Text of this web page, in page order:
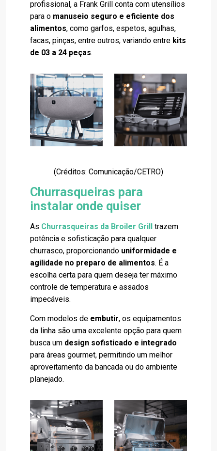
profissional, a Frank Grill conta com utensílios
para o manuseio seguro e eficiente dos
alimentos, como garfos, espetos, agulhas,
facas, pinças, entre outros, variando entre kits
de 03 a 24 peças.
(Créditos: Comunicação/CETRO)
Churrasqueiras para
instalar onde quiser
As Churrasqueiras da Broiler Grill
trazem
potência e sofisticação para qualquer
churrasco, proporcionando uniformidade e
agilidade no preparo de alimentos. É a
escolha certa para quem deseja ter máximo
controle de temperatura e assados
impecáveis.
Com modelos de embutir, os equipamentos
da linha são uma excelente opção para quem
busca um design sofisticado e integrado
para áreas gourmet, permitindo um melhor
aproveitamento da bancada ou do ambiente
planejado.